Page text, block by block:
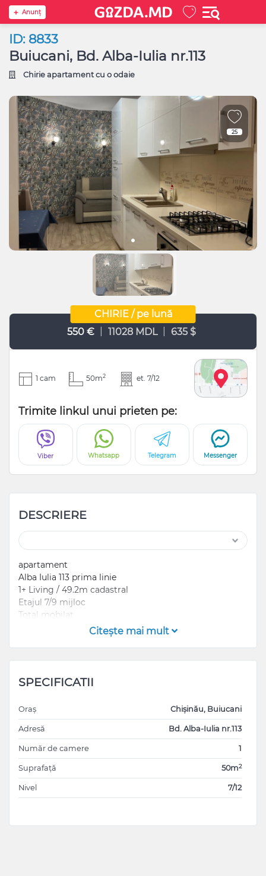
Anunţ
ID: 8833
Buiucani, Bd. Alba-Iulia nr.113
Chirie apartament cu o odaie
25
CHIRIE / pe lună
550 €
11028 MDL 635 $
1 cam 50m2 et. 7/12
Trimite linkul unui prieten pe:
Viber Whatsapp Telegram Messenger
DESCRIERE
apartament
Alba Iulia 113 prima linie
1+ Living / 49.2m cadastral
Etajul 7/9 mijloc
Total mobilat
Masina de spalat vase / Condiționer /Caldura
Citeşte mai mult
SPECIFICATII
Oraș Chișinău, Buiucani
Adresă Bd. Alba-Iulia nr.113
Număr de camere 1
Suprafață 50m2
Nivel 7/12